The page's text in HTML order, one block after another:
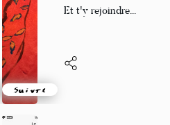
Suivre
Et t'y rejoindre...